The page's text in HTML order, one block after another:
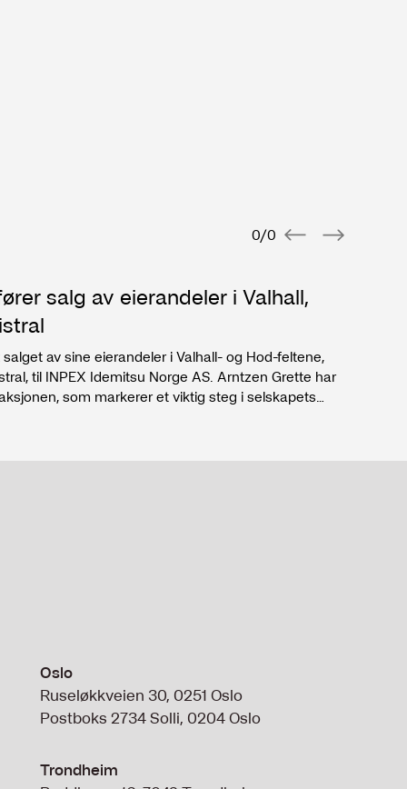
0/0
salg av eierandeler i Valhall,
av sine eierandeler i Valhall- og Hod-feltene,
til INPEX Idemitsu Norge AS. Arntzen Grette har
som markerer et viktig steg i selskapets
Oslo
Ruseløkkveien 30, 0251 Oslo
Postboks 2734 Solli, 0204 Oslo
Trondheim